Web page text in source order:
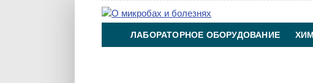
ЛАБОРАТОРНОЕ ОБОРУДОВАНИЕ